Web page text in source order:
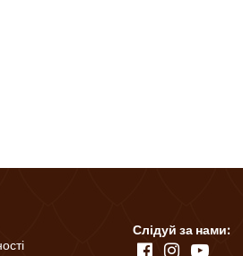
Слідуй за нами: